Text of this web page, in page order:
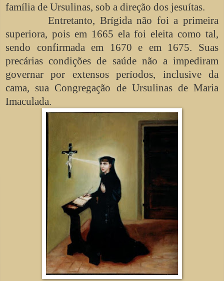
família de Ursulinas, sob a direção dos jesuítas.
Entretanto, Brígida não foi a primeira
superiora, pois em 1665 ela foi eleita como tal,
sendo confirmada em 1670 e em 1675. Suas
precárias condições de saúde não a impediram
governar por extensos períodos, inclusive da
cama, sua Congregação de Ursulinas de Maria
Imaculada.